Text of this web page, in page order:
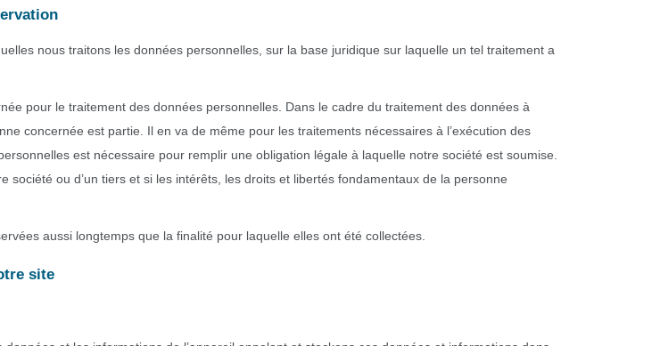
nous traitons les données personnelles, sur la base juridique sur laquelle un tel traitement a
pour le traitement des données personnelles. Dans le cadre du traitement des données à
concernée est partie. Il en va de même pour les traitements nécessaires à l’exécution des
est nécessaire pour remplir une obligation légale à laquelle notre société est soumise.
ou d’un tiers et si les intérêts, les droits et libertés fondamentaux de la personne
aussi longtemps que la finalité pour laquelle elles ont été collectées.
site